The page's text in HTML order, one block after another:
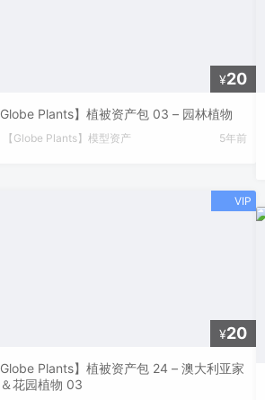
¥20
Globe Plants】植被资产包 03 – 园林植物
【Globe Plants】模型资产 5年前
¥20
Globe Plants】植被资产包 24 – 澳大利亚家
花园植物 03